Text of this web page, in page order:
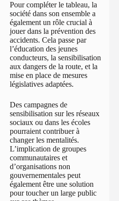
Pour compléter le tableau, la
société dans son ensemble a
également un rôle crucial à
jouer dans la prévention des
accidents. Cela passe par
l’éducation des jeunes
conducteurs, la sensibilisation
aux dangers de la route, et la
mise en place de mesures
législatives adaptées.
Des campagnes de
sensibilisation sur les réseaux
sociaux ou dans les écoles
pourraient contribuer à
changer les mentalités.
L’implication de groupes
communautaires et
d’organisations non
gouvernementales peut
également être une solution
pour toucher un large public